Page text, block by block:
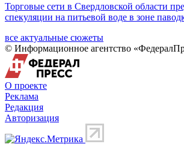
Торговые сети в Свердловской области
спекуляции на питьевой воде в зоне
все актуальные сюжеты
© Информационное агентство
О проекте
Реклама
Редакция
Авторизация